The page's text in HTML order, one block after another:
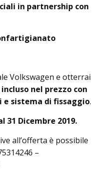
in partnership con
Volkswagen e otterrai
nel prezzo con
sistema di fissaggio.
31 Dicembre 2019.
all’offerta è possibile
–